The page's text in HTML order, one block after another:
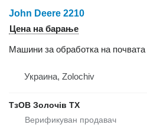
John Deere 2210
Цена на барање
Машини за обработка на почвата
Украина, Zolochiv
ТзОВ Золочів ТХ